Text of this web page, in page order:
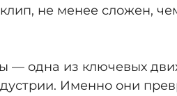
не менее сложен,
— одна из ключевых
Именно они